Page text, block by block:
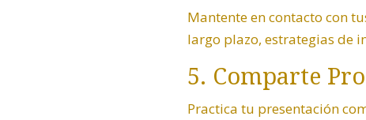
Mantente en contacto con
largo plazo, estrategias de
5. Comparte
Practica tu presentación